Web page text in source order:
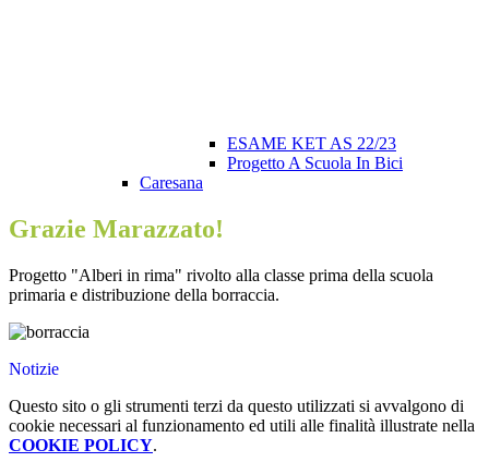
ESAME KET AS 22/23
Progetto A Scuola In Bici
Caresana
Grazie Marazzato!
Progetto "Alberi in rima" rivolto alla classe prima della scuola
primaria e distribuzione della borraccia.
Notizie
Questo sito o gli strumenti terzi da questo utilizzati si avvalgono di
cookie necessari al funzionamento ed utili alle finalità illustrate nella
COOKIE POLICY.